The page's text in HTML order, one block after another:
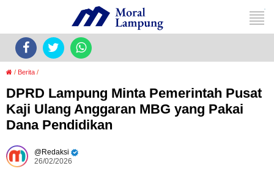
/ Berita /
DPRD Lampung Minta Pemerintah Pusat
Kaji Ulang Anggaran MBG yang Pakai
Dana Pendidikan
Redaksi
26/02/2026